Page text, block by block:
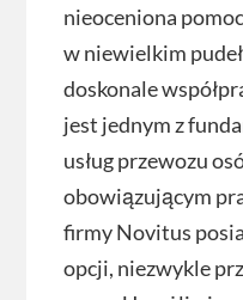
nieoceniona
w niewielkim
doskonale
jest jednym z
usług przewozu
obowiązującym
firmy Novitus
opcji, niezwykle